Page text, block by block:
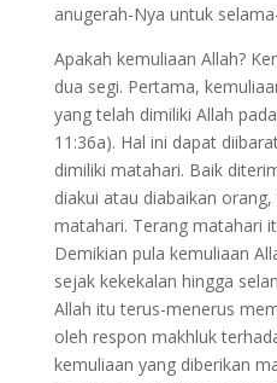
anugerah-Nya untuk
Apakah kemuliaan Allah?
dua segi. Pertama,
yang telah dimiliki Allah
11:36a). Hal ini dapat
dimiliki matahari. Baik
diakui atau diabaikan
matahari. Terang matahari
Demikian pula kemuliaan
sejak kekekalan hingga
Allah itu terus-menerus
oleh respon makhluk
kemuliaan yang diberikan